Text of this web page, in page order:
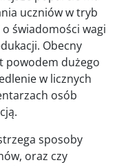
uczniów w tryb
świadomości wagi
Obecny
powodem dużego
w licznych
osób
sposoby
oraz czy